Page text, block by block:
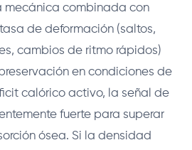
mecánica combinada con
de deformación (saltos,
cambios de ritmo rápidos)
en condiciones de
calórico activo, la señal de
fuerte para superar
ósea. Si la densidad